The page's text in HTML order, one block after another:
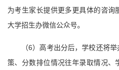
为考生家长提供更多更具体的咨询
大学招生办微信公众号。
（6）高考出分后，学校还将
策、分数排位情况往年录取情况、